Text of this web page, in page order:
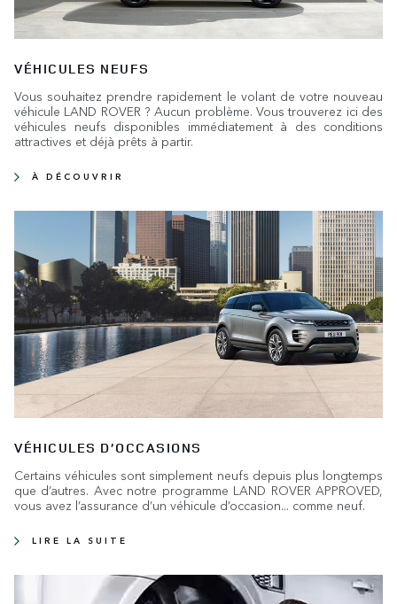
VÉHICULES NEUFS
Vous souhaitez prendre rapidement le volant de votre nouveau
véhicule LAND ROVER ? Aucun problème. Vous trouverez ici des
véhicules neufs disponibles immédiatement à des conditions
attractives et déjà prêts à partir.
À DÉCOUVRIR
VÉHICULES D’OCCASIONS
Certains véhicules sont simplement neufs depuis plus longtemps
que d’autres. Avec notre programme LAND ROVER APPROVED,
vous avez l’assurance d’un véhicule d’occasion... comme neuf.
LIRE LA SUITE